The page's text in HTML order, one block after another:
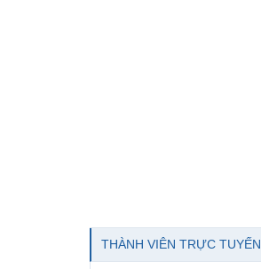
THÀNH VIÊN TRỰC TUYẾN